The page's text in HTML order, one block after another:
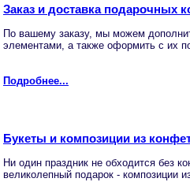
Заказ и доставка подарочных
По вашему заказу, мы можем
элементами, а также оформить с их
Подробнее...
Букеты и композиции из
Ни один праздник не обходится без
великолепный подарок - композиции